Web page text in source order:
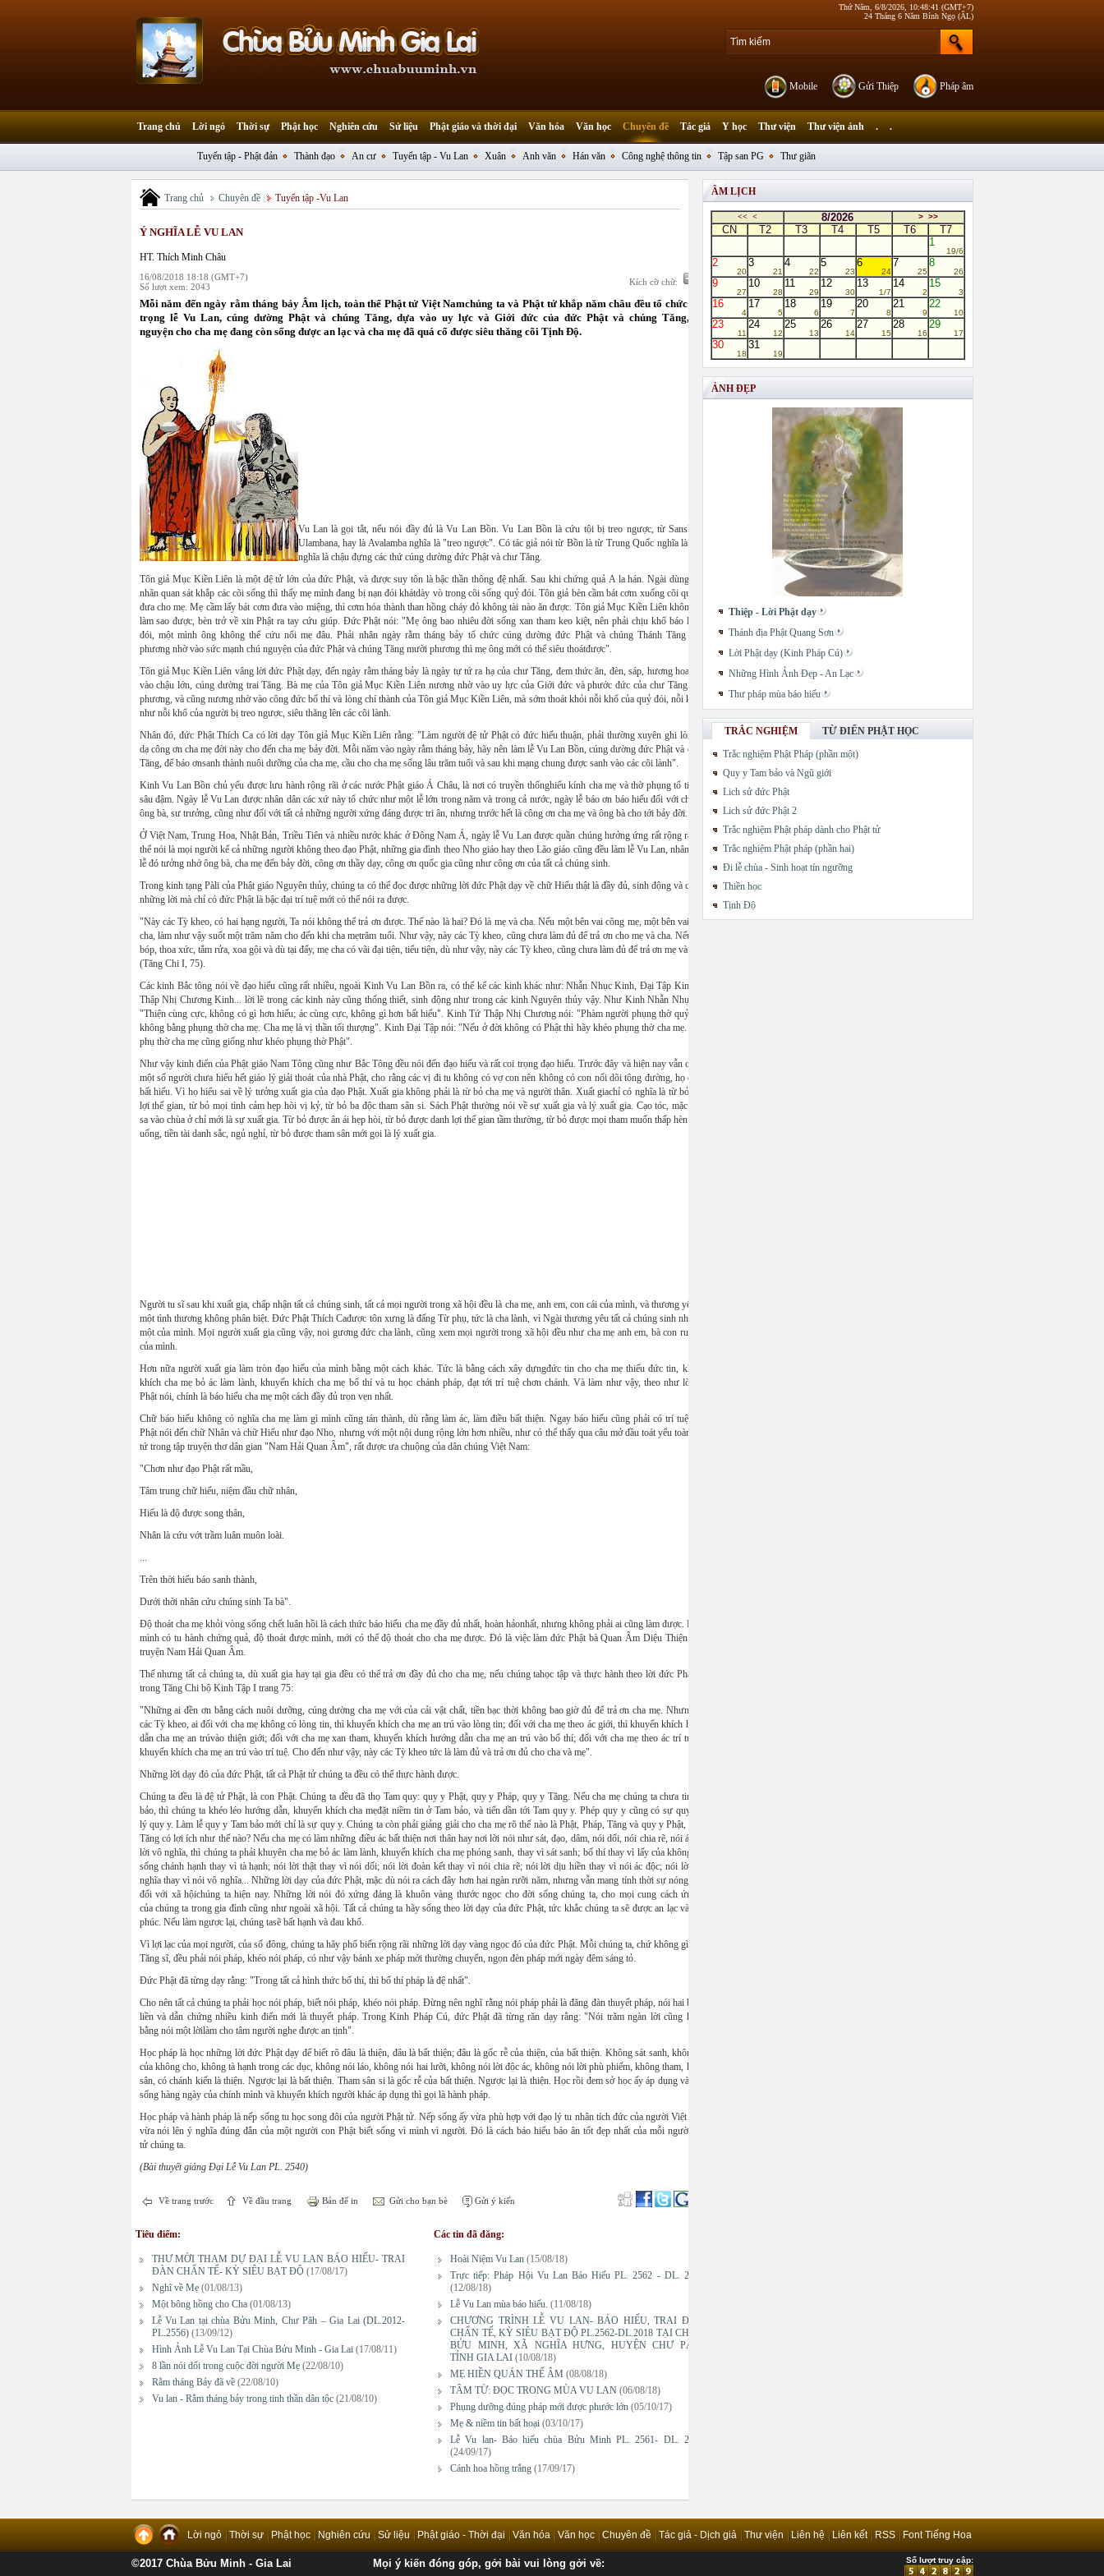
Thứ Năm, 6/8/2026, 10:48:41 (GMT+7)
24 Tháng 6 Năm Bính Ngọ (ÂL)
Pháp âm
Gửi Thiệp
Mobile
Trang chủ Lời ngỏ Thời sự Phật học Nghiên cứu Sử liệu Phật giáo và thời đại Văn hóa Văn học Chuyên đề
Tuyển tập - Phật đản Thành đạo An cư Tuyển tập - Vu Lan Xuân Anh văn Hán văn Công nghệ thông tin Tập san PG Thư giãn
Tác giả Y học Thư viện Thư viện ảnh . .
Trang chủ Chuyên đề Tuyển tập -Vu Lan
Ý NGHĨA LỄ VU LAN
HT. Thích Minh Châu
16/08/2018 18:18 (GMT+7)
Số lượt xem: 2043
Kích cỡ chữ:
Mỗi năm đến ngày rằm tháng bảy Âm lịch, toàn thể Phật tử Việt Namchúng ta và Phật tử khắp năm châu đều tổ chức long
trọng lễ Vu Lan, cúng dường Phật và chúng Tăng, dựa vào uy lực và Giới đức của đức Phật và chúng Tăng, cầu
nguyện cho cha mẹ đang còn sống được an lạc và cha mẹ đã quá cố được siêu thăng cõi Tịnh Độ.
Vu Lan là gọi tắt, nếu nói đầy đủ là Vu Lan Bồn. Vu Lan Bồn là cứu tội bị treo ngược, từ Sanskrit là
Ulambana, hay là Avalamba nghĩa là "treo ngược". Có tác giả nói từ Bồn là từ Trung Quốc nghĩa là chậu,
nghĩa là chậu đựng các thứ cúng dường đức Phật và chư Tăng.
Tôn giả Mục Kiền Liên là một đệ tử lớn của đức Phật, và được suy tôn là bậc thần thông đệ nhất. Sau khi chứng quả A la hán. Ngài dùng thiên
nhãn quan sát khắp các cõi sống thì thấy mẹ mình đang bị nạn đói khátdày vò trong cõi sống quỷ đói. Tôn giả bèn cầm bát cơm xuống cõi quỷ đói
đưa cho mẹ. Mẹ cầm lấy bát cơm đưa vào miệng, thì cơm hóa thành than hồng cháy đỏ không tài nào ăn được. Tôn giả Mục Kiền Liên không biết
làm sao được, bèn trở về xin Phật ra tay cứu giúp. Đức Phật nói: "Mẹ ông bao nhiêu đời sống xan tham keo kiệt, nên phải chịu khổ báo là quỷ
đói, một mình ông không thể cứu nổi mẹ đâu. Phải nhân ngày rằm tháng bảy tổ chức cúng dường đức Phật và chúng Thánh Tăng mười
phương nhờ vào sức mạnh chú nguyện của đức Phật và chúng Tăng mười phương thì mẹ ông mới có thể siêu thoátđược".
Tôn giả Mục Kiền Liên vâng lời đức Phật dạy, đến ngày rằm tháng bảy là ngày tự tứ ra hạ của chư Tăng, đem thức ăn, đèn, sáp, hương hoa... đặt
vào chậu lớn, cúng dường trai Tăng. Bà mẹ của Tôn giả Mục Kiền Liên nương nhờ vào uy lực của Giới đức và phước đức của chư Tăng mười
phương, và cũng nương nhờ vào công đức bố thí và lòng chí thành của Tôn giả Mục Kiền Liên, mà sớm thoát khỏi nỗi khổ của quỷ đói, nỗi khổ ví
như nỗi khổ của người bị treo ngược, siêu thăng lên các cõi lành.
Nhân đó, đức Phật Thích Ca có lời dạy Tôn giả Mục Kiền Liên rằng: "Làm người đệ tử Phật có đức hiếu thuận, phải thường xuyên ghi lòng tạc
dạ công ơn cha mẹ đời này cho đến cha mẹ bảy đời. Mỗi năm vào ngày rằm tháng bảy, hãy nên làm lễ Vu Lan Bồn, cúng dường đức Phật và chúng
Tăng, để báo ơnsanh thành nuôi dưỡng của cha mẹ, cầu cho cha mẹ sống lâu trăm tuổi và sau khi mạng chung được sanh vào các cõi lành".
Kinh Vu Lan Bồn chủ yếu được lưu hành rộng rãi ở các nước Phật giáo Á Châu, là nơi có truyền thốnghiếu kính cha mẹ và thờ phụng tổ tiên rất
sâu đậm. Ngày lễ Vu Lan được nhân dân các xứ này tổ chức như một lễ lớn trong năm và trong cả nước, ngày lễ báo ơn báo hiếu đối với cha mẹ,
ông bà, sư trưởng, cũng như đối với tất cả những người xứng đáng được tri ân, nhưng trước hết là công ơn cha mẹ và ông bà cho tới bảy đời.
Ở Việt Nam, Trung Hoa, Nhật Bản, Triều Tiên và nhiều nước khác ở Đông Nam Á, ngày lễ Vu Lan được quần chúng hưởng ứng rất rộng rãi. Có
thể nói là mọi người kể cả những người không theo đạo Phật, những gia đình theo Nho giáo hay theo Lão giáo cũng đều làm lễ Vu Lan, nhân ngày
lễ đó tưởng nhớ ông bà, cha mẹ đến bảy đời, công ơn thầy dạy, công ơn quốc gia cũng như công ơn của tất cả chúng sinh.
Trong kinh tạng Pàli của Phật giáo Nguyên thủy, chúng ta có thể đọc được những lời đức Phật dạy về chữ Hiếu thật là đầy đủ, sinh động và cụ thể,
những lời mà chỉ có đức Phật là bậc đại trí tuệ mới có thể nói ra được.
"Này các Tỳ kheo, có hai hạng người, Ta nói không thể trả ơn được. Thế nào là hai? Đó là mẹ và cha. Nếu một bên vai cõng mẹ, một bên vai cõng
cha, làm như vậy suốt một trăm năm cho đến khi cha mẹtrăm tuổi. Như vậy, này các Tỳ kheo, cũng chưa làm đủ để trả ơn cho mẹ và cha. Nếu đấm
bóp, thoa xức, tắm rửa, xoa gội và dù tại đấy, mẹ cha có vãi đại tiện, tiểu tiện, dù như vậy, này các Tỳ kheo, cũng chưa làm đủ để trả ơn mẹ và cha...
(Tăng Chi I, 75).
Các kinh Bắc tông nói về đạo hiếu cũng rất nhiều, ngoài Kinh Vu Lan Bồn ra, có thể kể các kinh khác như: Nhẫn Nhục Kinh, Đại Tập Kinh, Tứ
Thập Nhị Chương Kinh... lời lẽ trong các kinh này cũng thống thiết, sinh động như trong các kinh Nguyên thủy vậy. Như Kinh Nhẫn Nhục nói:
"Thiện cùng cực, không có gì hơn hiếu; ác cùng cực, không gì hơn bất hiếu". Kinh Tứ Thập Nhị Chương nói: "Phàm người phụng thờ quỷ thần,
không bằng phụng thờ cha mẹ. Cha mẹ là vị thần tối thượng". Kinh Đại Tập nói: "Nếu ở đời không có Phật thì hãy khéo phụng thờ cha mẹ. Khéo
phụ thờ cha mẹ cũng giống như khéo phụng thờ Phật".
Như vậy kinh điển của Phật giáo Nam Tông cũng như Bắc Tông đều nói đến đạo hiếu và rất coi trọng đạo hiếu. Trước đây và hiện nay vẫn còn có
một số người chưa hiểu hết giáo lý giải thoát của nhà Phật, cho rằng các vị đi tu không có vợ con nên không có con nối dõi tông đường, họ cho là
bất hiếu. Vì họ hiểu sai về lý tưởng xuất gia của đạo Phật. Xuất gia không phải là từ bỏ cha mẹ và người thân. Xuất giachỉ có nghĩa là từ bỏ danh
lợi thế gian, từ bỏ mọi tình cảm hẹp hòi vị kỷ, từ bỏ ba độc tham sân si. Sách Phật thường nói về sự xuất gia và lý xuất gia. Cạo tóc, mặc áo cà
sa vào chùa ở chỉ mới là sự xuất gia. Từ bỏ được ân ái hẹp hòi, từ bỏ được danh lợi thế gian tầm thường, từ bỏ được mọi tham muốn thấp hèn về ăn
uống, tiền tài danh sắc, ngủ nghỉ, từ bỏ được tham sân mới gọi là lý xuất gia.
Người tu sĩ sau khi xuất gia, chấp nhận tất cả chúng sinh, tất cả mọi người trong xã hội đều là cha mẹ, anh em, con cái của mình, và thương yêu với
một tình thương không phân biệt. Đức Phật Thích Cađược tôn xưng là đấng Từ phụ, tức là cha lành, vì Ngài thương yêu tất cả chúng sinh như con
một của mình. Mọi người xuất gia cũng vậy, noi gương đức cha lành, cũng xem mọi người trong xã hội đều như cha mẹ anh em, bà con ruột thịt
của mình.
Hơn nữa người xuất gia làm tròn đạo hiếu của mình bằng một cách khác. Tức là bằng cách xây dựngđức tin cho cha mẹ thiếu đức tin, khuyến
khích cha mẹ bỏ ác làm lành, khuyến khích cha mẹ bố thí và tu học chánh pháp, đạt tới trí tuệ chơn chánh. Và làm như vậy, theo như lời đức
Phật nói, chính là báo hiếu cha mẹ một cách đầy đủ trọn vẹn nhất.
Chữ báo hiếu không có nghĩa cha mẹ làm gì mình cũng tán thành, dù rằng làm ác, làm điều bất thiện. Ngay báo hiếu cũng phải có trí tuệ. Đạo
Phật nói đến chữ Nhân và chữ Hiếu như đạo Nho, nhưng với một nội dung rộng lớn hơn nhiều, như có thể thấy qua câu mở đầu toát yếu toàn bộ ý
tứ trong tập truyện thơ dân gian "Nam Hải Quan Âm", rất được ưa chuộng của dân chúng Việt Nam:
"Chơn như đạo Phật rất mầu,
Tâm trung chữ hiếu, niệm đầu chữ nhân,
Hiếu là độ được song thân,
Nhân là cứu vớt trầm luân muôn loài.
...
Trên thời hiếu báo sanh thành,
Dưới thời nhân cứu chúng sinh Ta bà".
Độ thoát cha mẹ khỏi vòng sống chết luân hồi là cách thức báo hiếu cha mẹ đầy đủ nhất, hoàn hảonhất, nhưng không phải ai cũng làm được. Bởi vì
mình có tu hành chứng quả, độ thoát được mình, mới có thể độ thoát cho cha mẹ được. Đó là việc làm đức Phật bà Quan Âm Diệu Thiện trong
truyện Nam Hải Quan Âm.
Thế nhưng tất cả chúng ta, dù xuất gia hay tại gia đều có thể trả ơn đầy đủ cho cha mẹ, nếu chúng tahọc tập và thực hành theo lời đức Phật dạy
trong Tăng Chi bộ Kinh Tập I trang 75:
"Những ai đền ơn bằng cách nuôi dưỡng, cúng dường cha mẹ với của cải vật chất, tiền bạc thời không bao giờ đủ để trả ơn cha mẹ. Nhưng này
các Tỳ kheo, ai đối với cha mẹ không có lòng tin, thì khuyến khích cha mẹ an trú vào lòng tin; đối với cha mẹ theo ác giới, thì khuyến khích hướng
dẫn cha mẹ an trúvào thiện giới; đối với cha mẹ xan tham, khuyến khích hướng dẫn cha mẹ an trú vào bố thí; đối với cha mẹ theo ác trí tuệ, thì
khuyến khích cha mẹ an trú vào trí tuệ. Cho đến như vậy, này các Tỳ kheo tức là làm đủ và trả ơn đủ cho cha và mẹ".
Những lời dạy đó của đức Phật, tất cả Phật tử chúng ta đều có thể thực hành được.
Chúng ta đều là đệ tử Phật, là con Phật. Chúng ta đều đã thọ Tam quy: quy y Phật, quy y Pháp, quy y Tăng. Nếu cha mẹ chúng ta chưa tin Tam
bảo, thì chúng ta khéo léo hướng dẫn, khuyến khích cha mẹđặt niềm tin ở Tam bảo, và tiến dần tới Tam quy y. Phép quy y cũng có sự quy y và
lý quy y. Làm lễ quy y Tam bảo mới chỉ là sự quy y. Chúng ta còn phải giảng giải cho cha mẹ rõ thế nào là Phật, Pháp, Tăng và quy y Phật, Pháp,
Tăng có lợi ích như thế nào? Nếu cha mẹ có làm những điều ác bất thiện nơi thân hay nơi lời nói như sát, đạo, dâm, nói dối, nói chia rẽ, nói ác, nói
lời vô nghĩa, thì chúng ta phải khuyên cha mẹ bỏ ác làm lành, khuyến khích cha mẹ phóng sanh, thay vì sát sanh; bố thí thay vì lấy của không cho;
sống chánh hạnh thay vì tà hạnh; nói lời thật thay vì nói dối; nói lời đoàn kết thay vì nói chia rẽ; nói lời dịu hiền thay vì nói ác độc; nói lời có ý
nghĩa thay vì nói vô nghĩa... Những lời dạy của đức Phật, mặc dù nói ra cách đây hơn hai ngàn rưỡi năm, nhưng vẫn mang tính thời sự nóng bỏng
đối với xã hộichúng ta hiện nay. Những lời nói đó xứng đáng là khuôn vàng thước ngọc cho đời sống chúng ta, cho mọi cung cách ứng xử
của chúng ta trong gia đình cũng như ngoài xã hội. Tất cả chúng ta hãy sống theo lời dạy của đức Phật, tức khắc chúng ta sẽ được an lạc và hạnh
phúc. Nếu làm ngược lại, chúng tasẽ bất hạnh và đau khổ.
Vì lợi lạc của mọi người, của số đông, chúng ta hãy phổ biến rộng rãi những lời dạy vàng ngọc đó của đức Phật. Mỗi chúng ta, chứ không gì riêng
Tăng sĩ, đều phải nói pháp, khéo nói pháp, có như vậy bánh xe pháp mới thường chuyển, ngọn đèn pháp mới ngày đêm sáng tỏ.
Đức Phật đã từng dạy rằng: "Trong tất cả hình thức bố thí, thì bố thí pháp là đệ nhất".
Cho nên tất cả chúng ta phải học nói pháp, biết nói pháp, khéo nói pháp. Đừng nên nghĩ rằng nói pháp phải là đăng đàn thuyết pháp, nói hai ba giờ
liền và dẫn chứng nhiều kinh điển mới là thuyết pháp. Trong Kinh Pháp Cú, đức Phật đã từng răn dạy rằng: "Nói trăm ngàn lời cũng không
bằng nói một lờilàm cho tâm người nghe được an tịnh".
Học pháp là học những lời đức Phật dạy để biết rõ đâu là thiện, đâu là bất thiện; đâu là gốc rễ của thiện, của bất thiện. Không sát sanh, không lấy
của không cho, không tà hạnh trong các dục, không nói láo, không nói hai lưỡi, không nói lời độc ác, không nói lời phù phiếm, không tham, không
sân, có chánh kiến là thiện. Ngược lại là bất thiện. Tham sân si là gốc rễ của bất thiện. Ngược lại là thiện. Học rồi đem sở học ấy áp dụng vào nếp
sống hàng ngày của chính mình và khuyến khích người khác áp dụng thì gọi là hành pháp.
Học pháp và hành pháp là nếp sống tu học song đôi của người Phật tử. Nếp sống ấy vừa phù hợp với đạo lý tu nhân tích đức của người Việt Nam,
vừa nói lên ý nghĩa đúng đắn của một người con Phật biết sống vì mình vì người. Đó là cách báo hiếu báo ân tốt đẹp nhất của mỗi người Phật
tử chúng ta.
(Bài thuyết giảng Đại Lễ Vu Lan PL. 2540)
Về trang trước Về đầu trang Bản để in Gửi cho bạn bè Gửi ý kiến
Tiêu điểm:
THƯ MỜI THAM DỰ ĐẠI LỄ VU LAN BÁO HIẾU- TRAI
ĐÀN CHẨN TẾ- KỲ SIÊU BẠT ĐỘ (17/08/17)
Nghĩ về Mẹ (01/08/13)
Một bông hồng cho Cha (01/08/13)
Lễ Vu Lan tại chùa Bửu Minh, Chư Păh – Gia Lai (DL.2012-
PL.2556) (13/09/12)
Hình Ảnh Lễ Vu Lan Tại Chùa Bửu Minh - Gia Lai (17/08/11)
8 lần nói dối trong cuộc đời người Mẹ (22/08/10)
Rằm tháng Bảy đã về (22/08/10)
Vu lan - Rằm tháng bảy trong tinh thần dân tộc (21/08/10)
Các tin đã đăng:
Hoài Niệm Vu Lan (15/08/18)
Trực tiếp: Pháp Hội Vu Lan Báo Hiếu PL. 2562 - DL. 2018
(12/08/18)
Lễ Vu Lan mùa báo hiếu. (11/08/18)
CHƯƠNG TRÌNH LỄ VU LAN- BÁO HIẾU, TRAI ĐÀN
CHẨN TẾ, KỲ SIÊU BẠT ĐỘ PL.2562-DL.2018 TẠI CHÙA
BỬU MINH, XÃ NGHĨA HƯNG, HUYỆN CHƯ PĂH-
TỈNH GIA LAI (10/08/18)
MẸ HIỀN QUÁN THẾ ÂM (08/08/18)
TÂM TỪ: ĐỌC TRONG MÙA VU LAN (06/08/18)
Phụng dưỡng đúng pháp mới được phước lớn (05/10/17)
Mẹ & niềm tin bất hoại (03/10/17)
Lễ Vu lan- Báo hiếu chùa Bửu Minh PL. 2561- DL. 2017
(24/09/17)
Cánh hoa hồng trắng (17/09/17)
ÂM LỊCH
<< < 8/2026 > >>
CN T2 T3 T4 T5 T6
T7
1
19/6
2
20
3
21
4
22
5
23
6
24
7
25
8
26
9
27
10
28
11
29
12
30
13
1/7
14
2
15
3
16
4
17
5
18
6
19
7
20
8
21
9
22
10
23
11
24
12
25
13
26
14
27
15
28
16
29
17
30
18
31
19
ẢNH ĐẸP
Thiệp - Lời Phật dạy
Thánh địa Phật Quang Sơn
Lời Phật dạy (Kinh Pháp Cú)
Những Hình Ảnh Đẹp - An Lạc
Thư pháp mùa báo hiếu
TRẮC NGHIỆM
TỪ ĐIỂN PHẬT HỌC
Trắc nghiệm Phật Pháp (phần một)
Quy y Tam bảo và Ngũ giới
Lich sử đức Phật
Lich sử đức Phật 2
Trắc nghiệm Phật pháp dành cho Phật tử
Trắc nghiệm Phật pháp (phần hai)
Đi lễ chùa - Sinh hoạt tín ngưỡng
Thiền học
Tịnh Độ
Lời ngỏ Thời sự Phật học Nghiên cứu Sử liệu Phật giáo - Thời đại Văn hóa Văn học Chuyên đề Tác giả - Dịch giả Thư viện Liên hệ Liên kết RSS Font Tiếng Hoa
©2017 Chùa Bửu Minh - Gia Lai Mọi ý kiến đóng góp, gởi bài vui lòng gởi về: Số lượt truy cập: